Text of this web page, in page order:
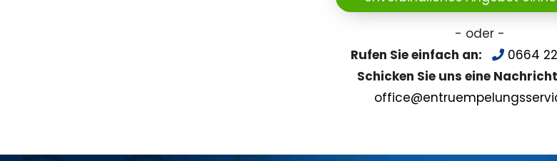
- oder -
Rufen Sie einfach an:
0664
Schicken Sie uns eine